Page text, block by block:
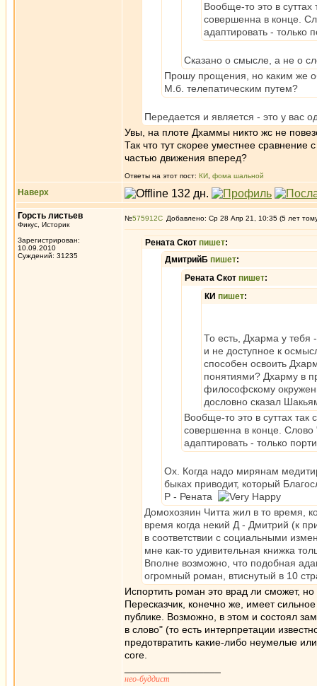
Вообще-то это в
совершенна в конце.
адаптировать - только
Сказано о смысле, а не о
Прошу прощения, но каким же
М.б. телепатическим путем?
Передается и является - это у вас
Увы, на плоте Дхаммы никто жс не
Так что тут скорее уместнее сравнение
частью движения вперед?
Ответы на этот пост: КИ фома шальной
Наверх
Горсть листьев
Фикус, Историк
Зарегистрирован:
10.09.2010
Суждений: 31235
№575912 Добавлено: Ср 28 Апр 21, 10:35 (5 лет
Рената Скот пишет:
ДмитрийБ пишет:
Рената Скот пишет:
КИ пишет:
То есть, Дхарма у тебя
и не доступное к
способен освоить
понятиями? Дхарму в
философскому
дословно сказал
Вообще-то это в суттах
совершенна в конце. Слово
адаптировать - только
Ох. Когда надо мирянам
быках приводит, который
Р - Рената
Домохозяин Читта жил в то время,
время когда некий Д - Дмитрий (к
в соответствии с социальными
мне как-то удивительная книжка
Вполне возможно, что подобная
огромный роман, втиснутый в 10
Испортить роман это врад ли сможет,
Пересказчик, конечно же, имеет
публике. Возможно, в этом и состоял
в слово" (то есть интерпретации
предотвратить какие-либо неумелые
core.
нео-буддист